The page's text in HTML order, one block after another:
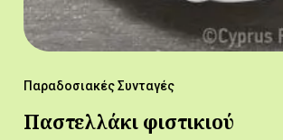
Παραδοσιακές Συνταγές
Παστελλάκι φιστικιού